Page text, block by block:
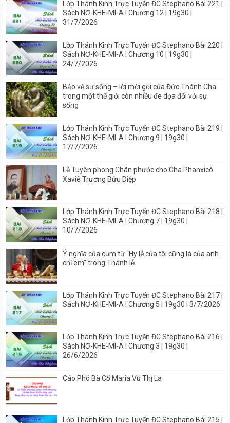
Lớp Thánh Kinh Trực Tuyến ĐC Stephano Bài 221 |
Sách NƠ-KHE-MI-A I Chương 12 | 19g30 |
31/7/2026
Lớp Thánh Kinh Trực Tuyến ĐC Stephano Bài 220 |
Sách NƠ-KHE-MI-A I Chương 10 | 19g30 |
24/7/2026
Bảo vệ sự sống – lời mời gọi của Đức Thánh Cha
trong một thế giới còn nhiều đe dọa đối với sự
sống
Lớp Thánh Kinh Trực Tuyến ĐC Stephano Bài 219 |
Sách NƠ-KHE-MI-A I Chương 9 | 19g30 |
17/7/2026
Lễ Tuyên phong Chân phước cho Cha Phanxicô
Xaviê Trương Bửu Diệp
Lớp Thánh Kinh Trực Tuyến ĐC Stephano Bài 218 |
Sách NƠ-KHE-MI-A I Chương 7 | 19g30 |
10/7/2026
Ý nghĩa của cụm từ “Hy lễ của tôi cũng là của anh
chị em” trong Thánh lễ
Lớp Thánh Kinh Trực Tuyến ĐC Stephano Bài 217 |
Sách NƠ-KHE-MI-A I Chương 5 | 19g30 | 3/7/2026
Lớp Thánh Kinh Trực Tuyến ĐC Stephano Bài 216 |
Sách NƠ-KHE-MI-A I Chương 3 | 19g30 |
26/6/2026
Cáo Phó Bà Cố Maria Vũ Thị La
Lớp Thánh Kinh Trực Tuyến ĐC Stephano Bài 215 |